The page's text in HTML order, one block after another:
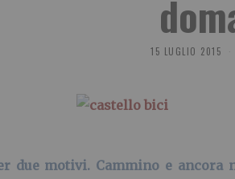
15 LUGLIO 2015
due motivi. Cammino e